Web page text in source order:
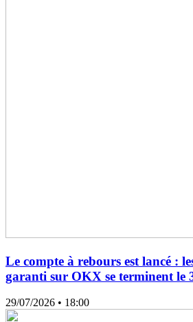
Le compte à rebours est lancé :
garanti sur OKX se terminent le
29/07/2026 • 18:00